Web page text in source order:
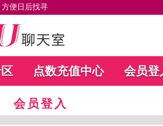
方便日后找寻
点数充值中心 会员登
会员登入